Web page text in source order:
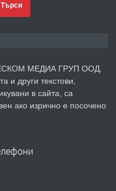
преди 2 години
уроци по
Търси
ЕСКОМ МЕДИА ГРУП ООД.
и други текстови,
в сайта, са
ако изрично е посочено